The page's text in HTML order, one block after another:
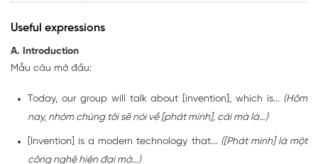
Useful expressions
A. Introduction
Mẫu câu mở đầu:
Today, our group will talk about [invention], which is... (Hôm
nay, nhóm chúng tôi sẽ nói về [phát minh], cái mà là…)
[Invention] is a modern technology that... ([Phát minh] là một
công nghệ hiện đại mà…)